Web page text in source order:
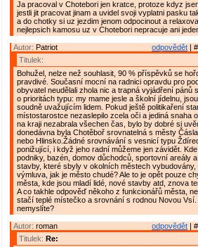
Ja pracoval v Chotebori jen kratce, protoze kdyz
jestli jit pracovat jinam a uvidel svoji vyplatni pasku
a do chotky si uz jezdim jenom odpocinout a
nejlepsich kamosu uz v Chotebori nepracuje ani
odpovědět |
Autor: Patriot
Titulek:
Bohužel, nelze než souhlasit, 90 % příspěvků se
pravdivé. Současní mocní na radnici opravdu pro
obyvatel neudělali zhola nic a trapná vyjádření pánů
o prioritách typu: my mame jesle a školní jídelnu,
soudně uvažujícím lidem. Pokud ještě politikaření
místostarostce nezaslepilo zcela oči a jediná snaha
na kraji nezabrala všechen čas, bylo by dobré si
donedávna byla Chotěboř srovnatelná s městy
nebo Hlinsko.Žádné srovnávání s vesnicí typu
ponižující, i když jeho radní můžeme jen závidět.
podniky, bazén, domov důchodců, sportovní areály
stavby, které sbyly v okolních městech vybudovány,
výmluva, jak je město chudé? Ale to je opět pouze
města, kde jsou mladí lidé, nové stavby atd, znova
A co takhle odpověď někoho z funkcionářů města,
stačí teplé místečko a srovnání s rodnou Novou Vsí.
nemyslíte?
odpovědět |
Autor: roman
Titulek: Re: